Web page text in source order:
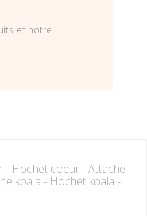
et notre
- Hochet coeur - Attache
koala - Hochet koala -